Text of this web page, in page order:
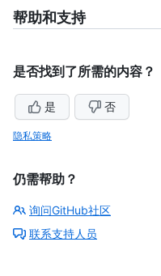
帮助和支持
是否找到了所需的内容？
是 否
隐私策略
仍需帮助？
询问GitHub社区
联系支持人员